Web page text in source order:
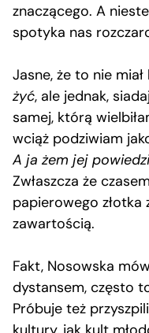
znaczącego. A
spotyka nas
Jasne, że to nie
żyć, ale jednak,
samej, którą
wciąż podziwiam
A ja żem jej
Zwłaszcza że
papierowego złotka
zawartością.
Fakt, Nosowska
dystansem, często
Próbuje też